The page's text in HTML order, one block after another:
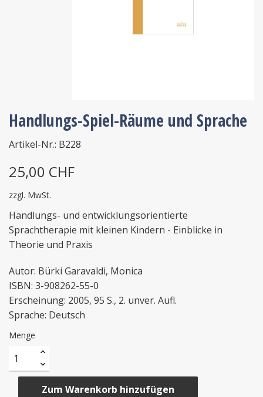
Handlungs-Spiel-Räume und Sprache
Artikel-Nr.: B228
25,00 CHF
zzgl. MwSt.
Handlungs- und entwicklungsorientierte
Sprachtherapie mit kleinen Kindern - Einblicke in
Theorie und Praxis
Autor: Bürki Garavaldi, Monica
ISBN: 3-908262-55-0
Erscheinung: 2005, 95 S., 2. unver. Aufl.
Sprache: Deutsch
Menge
Zum Warenkorb hinzufügen